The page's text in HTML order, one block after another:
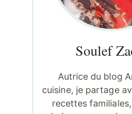
Soulef
Autrice du blog
cuisine, je partage
recettes